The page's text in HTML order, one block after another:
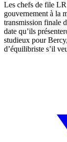
Les chefs de file
gouvernement à la
transmission finale
date qu’ils
studieux pour
d’équilibriste s’il